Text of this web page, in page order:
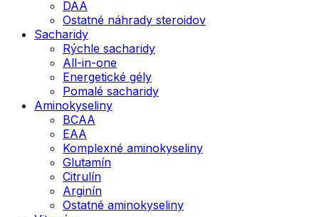
DAA
Ostatné náhrady steroidov
Sacharidy
Rýchle sacharidy
All-in-one
Energetické gély
Pomalé sacharidy
Aminokyseliny
BCAA
EAA
Komplexné aminokyseliny
Glutamín
Citrulín
Arginín
Ostatné aminokyseliny